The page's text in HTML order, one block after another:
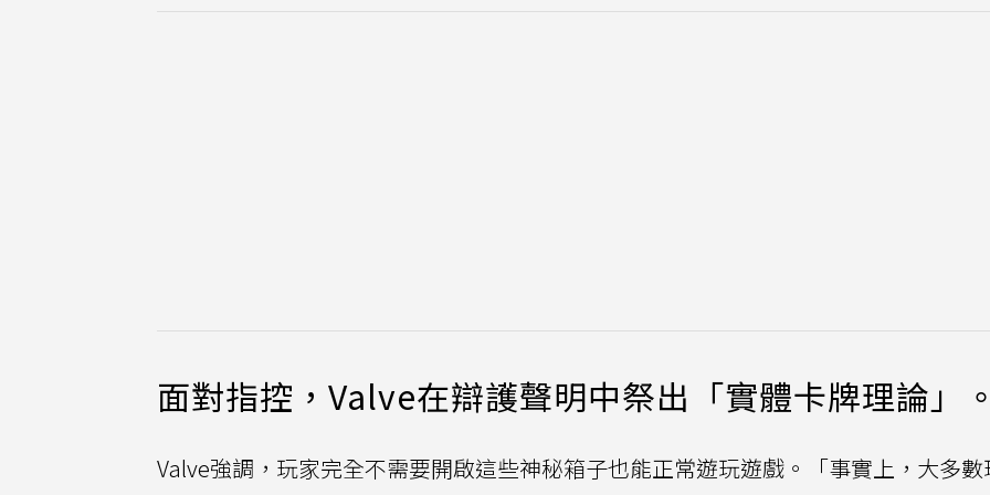
面對指控，Valve在辯護聲明中祭出「實體卡牌理論」。
Valve強調，玩家完全不需要開啟這些神秘箱子也能正常遊玩遊戲。「事實上，大多數